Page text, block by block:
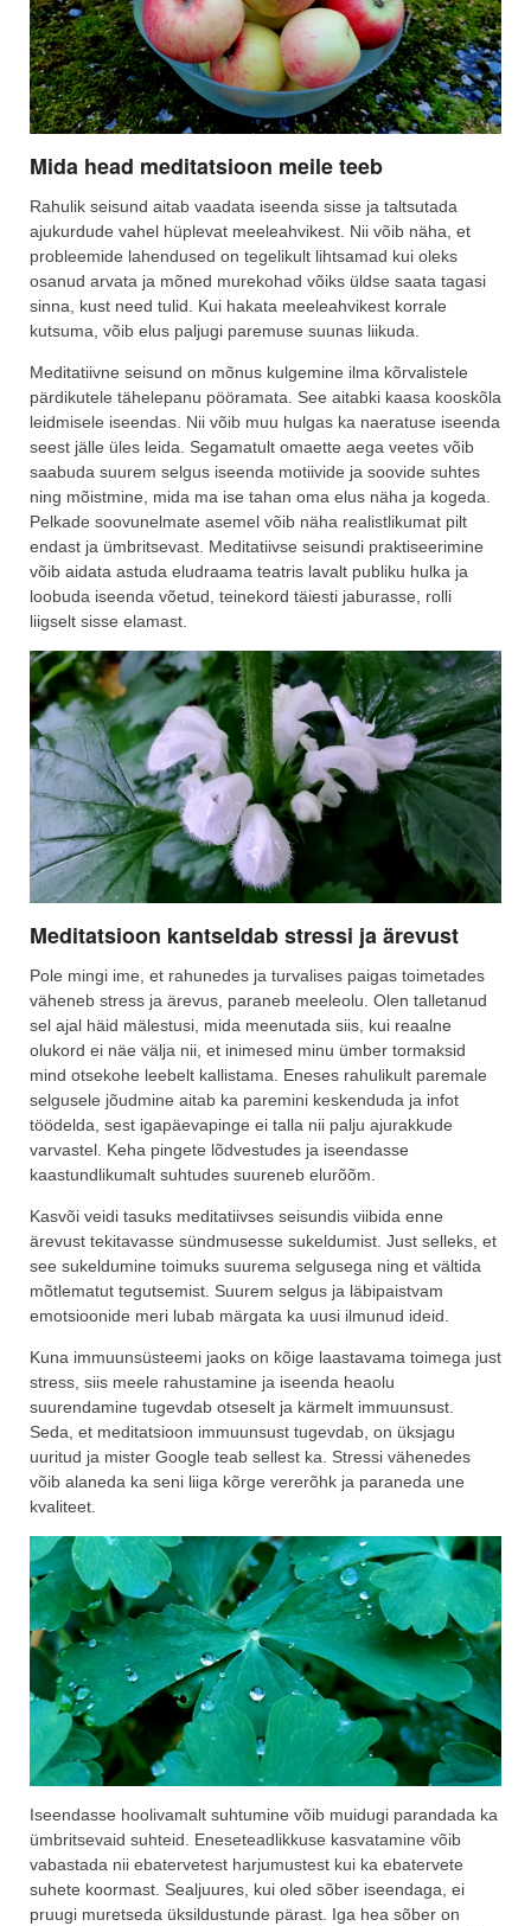
Mida head meditatsioon meile teeb
Rahulik seisund aitab vaadata iseenda sisse ja taltsutada
ajukurdude vahel hüplevat meeleahvikest. Nii võib näha, et
probleemide lahendused on tegelikult lihtsamad kui oleks
osanud arvata ja mõned murekohad võiks üldse saata tagasi
sinna, kust need tulid. Kui hakata meeleahvikest korrale
kutsuma, võib elus paljugi paremuse suunas liikuda.
Meditatiivne seisund on mõnus kulgemine ilma kõrvalistele
pärdikutele tähelepanu pööramata. See aitabki kaasa kooskõla
leidmisele iseendas. Nii võib muu hulgas ka naeratuse iseenda
seest jälle üles leida. Segamatult omaette aega veetes võib
saabuda suurem selgus iseenda motiivide ja soovide suhtes
ning mõistmine, mida ma ise tahan oma elus näha ja kogeda.
Pelkade soovunelmate asemel võib näha realistlikumat pilt
endast ja ümbritsevast. Meditatiivse seisundi praktiseerimine
võib aidata astuda eludraama teatris lavalt publiku hulka ja
loobuda iseenda võetud, teinekord täiesti jaburasse, rolli
liigselt sisse elamast.
Meditatsioon kantseldab stressi ja ärevust
Pole mingi ime, et rahunedes ja turvalises paigas toimetades
väheneb stress ja ärevus, paraneb meeleolu. Olen talletanud
sel ajal häid mälestusi, mida meenutada siis, kui reaalne
olukord ei näe välja nii, et inimesed minu ümber tormaksid
mind otsekohe leebelt kallistama. Eneses rahulikult paremale
selgusele jõudmine aitab ka paremini keskenduda ja infot
töödelda, sest igapäevapinge ei talla nii palju ajurakkude
varvastel. Keha pingete lõdvestudes ja iseendasse
kaastundlikumalt suhtudes suureneb elurõõm.
Kasvõi veidi tasuks meditatiivses seisundis viibida enne
ärevust tekitavasse sündmusesse sukeldumist. Just selleks, et
see sukeldumine toimuks suurema selgusega ning et vältida
mõtlematut tegutsemist. Suurem selgus ja läbipaistvam
emotsioonide meri lubab märgata ka uusi ilmunud ideid.
Kuna immuunsüsteemi jaoks on kõige laastavama toimega just
stress, siis meele rahustamine ja iseenda heaolu
suurendamine tugevdab otseselt ja kärmelt immuunsust.
Seda, et meditatsioon immuunsust tugevdab, on üksjagu
uuritud ja mister Google teab sellest ka. Stressi vähenedes
võib alaneda ka seni liiga kõrge vererõhk ja paraneda une
kvaliteet.
Iseendasse hoolivamalt suhtumine võib muidugi parandada ka
ümbritsevaid suhteid. Eneseteadlikkuse kasvatamine võib
vabastada nii ebatervetest harjumustest kui ka ebatervete
suhete koormast. Sealjuures, kui oled sõber iseendaga, ei
pruugi muretseda üksildustunde pärast. Iga hea sõber on